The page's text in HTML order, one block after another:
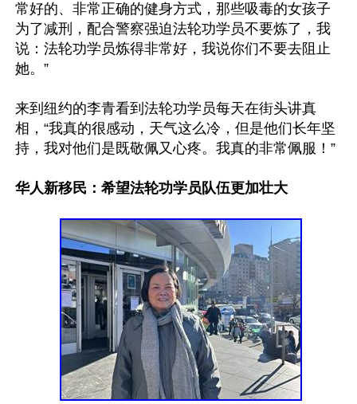
常好的、非常正确的健身方式，那些吸毒的女孩子
为了减刑，配合警察强迫法轮功学员不要炼了，我
说：法轮功学员炼得非常好，我说你们不要去阻止
她。”
来到纽约的李青看到法轮功学员每天在街头讲真
相，“我真的很感动，天气这么冷，但是他们长年坚
持，我对他们是既敬佩又心疼。我真的非常佩服！”
华人新移民：希望法轮功学员队伍更加壮大